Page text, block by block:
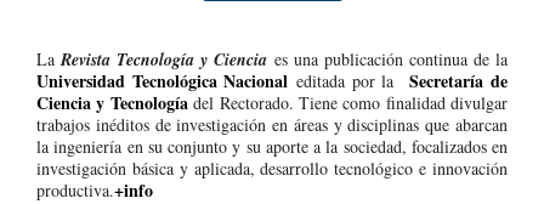
LaRevista Tecnología y Ciencia es una publicación continua de la
Universidad Tecnológica Nacional editada por laSecretaría de
Ciencia y Tecnología del Rectorado. Tiene como finalidad divulgar
trabajos inéditos de investigación en áreas y disciplinas que abarcan
la ingeniería en su conjunto y su aporte a la sociedad, focalizados en
investigación básica y aplicada, desarrollo tecnológico e innovación
productiva.+info